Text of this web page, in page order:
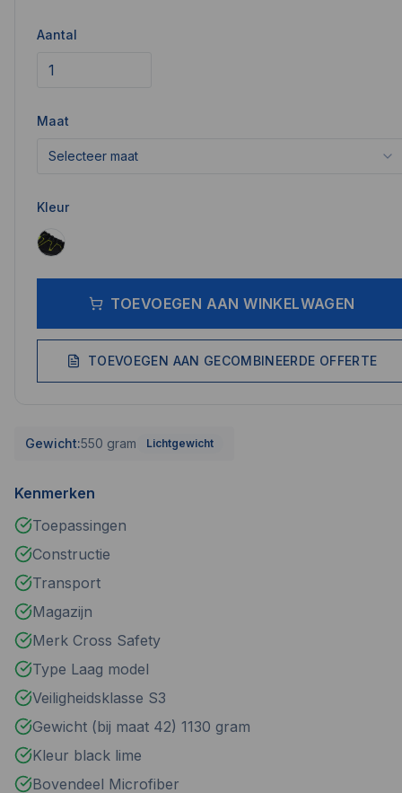
Aantal
Maat
Selecteer maat
Kleur
TOEVOEGEN AAN WINKELWAGEN
TOEVOEGEN AAN GECOMBINEERDE OFFERTE
Gewicht:550 gram Lichtgewicht
Kenmerken
Toepassingen
Constructie
Transport
Magazijn
Merk Cross Safety
Type Laag model
Veiligheidsklasse S3
Gewicht (bij maat 42) 1130 gram
Kleur black lime
Bovendeel Microfiber